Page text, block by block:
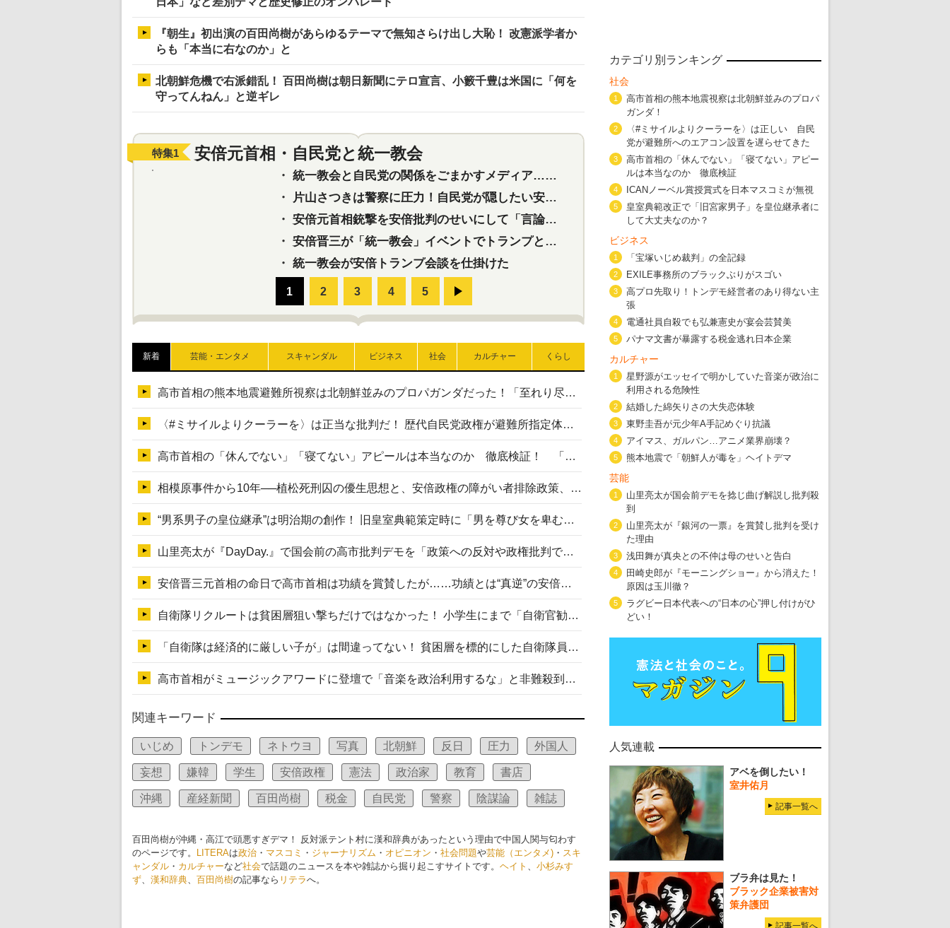
『朝生』初出演の百田尚樹があらゆるテーマで無知さらけ出し大恥！ 改憲派学者か
らも「本当に右なのか」と
北朝鮮危機で右派錯乱！ 百田尚樹は朝日新聞にテロ宣言、小籔千豊は米国に「何を
守ってんねん」と逆ギレ
特集1 安倍元首相・自民党と統一教会
・ 統一教会と自民党の関係をごまかすメディア…民放は有田芳生に発言自粛を要求
・
片山さつきは警察に圧力！自民党が隠したい安倍元首相と統一教会の深い関係
・ 安倍元首相銃撃を安倍批判のせいにして「言論封殺」に利用する自民党応援団
・ 安倍晋三が「統一教会」イベントでトランプと演説！同性婚や夫婦別姓を攻撃
・ 統一教会が安倍トランプ会談を仕掛けた
特集 2 東京五輪強行開催特別企画 大ウソだら
・
・ 大ウソだらけの東京五輪！ 安倍・菅・森はどんな嘘を
・ 五輪でIOCラウンジ以外にVIPルーム、広告代理店は物品購入
新着 芸能・エンタメ スキャンダル ビジネス 社会 カルチャー くらし
高市首相の熊本地震避難所視察は北朝鮮並みのプロパガンダだった！「至れり尽くせり」の選ばれた避難所の一方で実態は…
〈#ミサイルよりクーラーを〉は正当な批判だ！ 歴代自民党政権が避難所指定体育館へのエアコン設置を遅らせてきた客観的事実
高市首相の「休んでない」「寝てない」アピールは本当なのか 徹底検証！ 「資料読み込み」「アイロンがけ」も矛盾だらけ…
相模原事件から10年──植松死刑囚の優生思想と、安倍政権の障がい者排除政策、右派勢力の差別主義との関係を改めて問う
“男系男子の皇位継承”は明治期の創作！ 旧皇室典範策定時に「男を尊び女を卑むの慣習、人民の脳髄」とトンデモ論で女性天皇を否定
山里亮太が『DayDay.』で国会前の高市批判デモを「政策への反対や政権批判でない」と捻じ曲げ解説 デモ参加者から批判殺到
安倍晋三元首相の命日で高市首相は功績を賞賛したが……功績とは“真逆”の安倍元首相のトンデモ発言を振り返る
自衛隊リクルートは貧困層狙い撃ちだけではなかった！ 小学生にまで「自衛官勧誘」目的のパンフレット作成
「自衛隊は経済的に厳しい子が」は間違ってない！ 貧困層を標的にした自衛隊員募集、やす子、山上被告も…日本でも進む“経済的徴兵制”
高市首相がミュージックアワードに登壇で「音楽を政治利用するな」と非難殺到！ MAJの国策的本質を批判する声も
関連キーワード
いじめ トンデモ ネトウヨ 写真 北朝鮮 反日 圧力 外国人
妄想 嫌韓 学生 安倍政権 憲法 政治家 教育 書店
沖縄 産経新聞 百田尚樹 税金 自民党 警察 陰謀論 雑誌
百田尚樹が沖縄・高江で頭悪すぎデマ！ 反対派テント村に漢和辞典があったという理由で中国人関与匂わす
のページです。
LITERAは政治 ・ マスコミ ・ ジャーナリズム ・ オピニオン ・ 社会問題や芸能（エンタメ) ・ スキ
ャンダル ・ カルチャーなど社会で話題のニュースを本や雑誌から掘り起こすサイトです。 ヘイト 、 小杉みす
ず、 漢和辞典、 百田尚樹の記事なら リテラへ。
カテゴリ別ランキング
社会
1
高市首相の熊本地震視察は北朝鮮並みのプロパ
ガンダ！
2
〈#ミサイルよりクーラーを〉は正しい 自民
党が避難所へのエアコン設置を遅らせてきた
3
高市首相の「休んでない」「寝てない」アピー
ルは本当なのか 徹底検証
4 ICANノーベル賞授賞式を日本マスコミが無視
5
皇室典範改正で「旧宮家男子」を皇位継承者に
して大丈夫なのか？
ビジネス
1 「宝塚いじめ裁判」の全記録
2 EXILE事務所のブラックぶりがスゴい
3
高プロ先取り！トンデモ経営者のあり得ない主
張
4 電通社員自殺でも弘兼憲史が宴会芸賛美
5 パナマ文書が暴露する税金逃れ日本企業
カルチャー
1
星野源がエッセイで明かしていた音楽が政治に
利用される危険性
2 結婚した綿矢りさの大失恋体験
3 東野圭吾が元少年A手記めぐり抗議
4 アイマス、ガルパン…アニメ業界崩壊？
5 熊本地震で「朝鮮人が毒を」ヘイトデマ
芸能
1
山里亮太が国会前デモを捻じ曲げ解説し批判殺
到
2
山里亮太が『銀河の一票』を賞賛し批判を受け
た理由
3 浅田舞が真央との不仲は母のせいと告白
4
田崎史郎が『モーニングショー』から消えた！
原因は玉川徹？
5
ラグビー日本代表への“日本の心”押し付けがひ
どい！
人気連載
アベを倒したい！
室井佑月
記事一覧へ
ブラ弁は見た！
ブラック企業被害対
策弁護団
記事一覧へ